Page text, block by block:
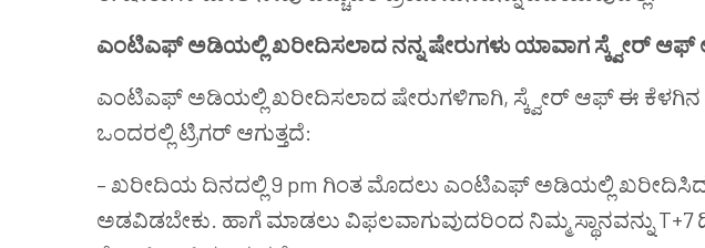
ಎಂಟಿಎಫ್‌ ಅಡಿಯಲ್ಲಿ ಖರೀದಿಸಲಾದ ನನ್ನ ಷೇರುಗಳು ಯಾವಾಗ ಸ್ಕ್ವೇರ್ ಆಫ್
ಎಂಟಿಎಫ್‌ ಅಡಿಯಲ್ಲಿ ಖರೀದಿಸಲಾದ ಷೇರುಗಳಿಗಾಗಿ, ಸ್ಕ್ವೇರ್ ಆಫ್ ಈ ಕೆಳಗಿನ
ಒಂದರಲ್ಲಿ ಟ್ರಿಗರ್ ಆಗುತ್ತದೆ:
– ಖರೀದಿಯ ದಿನದಲ್ಲಿ 9 pm ಗಿಂತ ಮೊದಲು ಎಂಟಿಎಫ್‌ ಅಡಿಯಲ್ಲಿ ಖರೀದಿಸಿದ
ಅಡವಿಡಬೇಕು. ಹಾಗೆ ಮಾಡಲು ವಿಫಲವಾಗುವುದರಿಂದ ನಿಮ್ಮ ಸ್ಥಾನವನ್ನು